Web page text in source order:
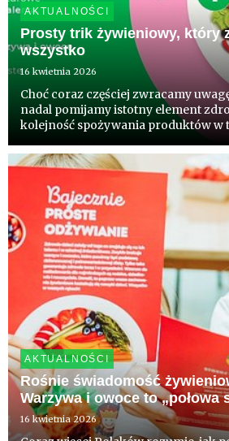
AKTUALNOŚCI
Prosty trik żywieniowy, który
wszystko
16 kwietnia 2026
Choć coraz częściej zwracamy
nadal pomijamy istotny element
kolejność spożywania produktów w
komentują eksperci.
AKTUALNOŚCI
Rośnie świadomość
Warzywa i owoce to „połowa
16 kwietnia 2026